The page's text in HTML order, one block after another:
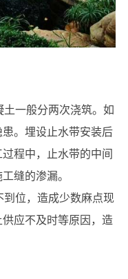
一般分两次浇筑。如
。埋设止水带安装后
程中，止水带的中间
缝的渗漏。
到位，造成少数麻点现
应不及时等原因，造